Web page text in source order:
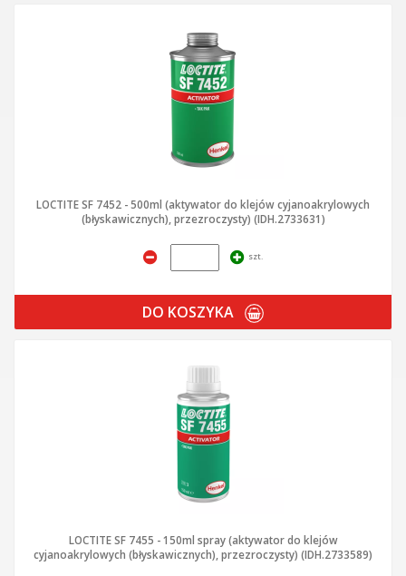
LOCTITE SF 7452 - 500ml (aktywator do klejów cyjanoakrylowych
(błyskawicznych), przezroczysty) (IDH.2733631)
szt.
DO KOSZYKA
LOCTITE SF 7455 - 150ml spray (aktywator do klejów
cyjanoakrylowych (błyskawicznych), przezroczysty) (IDH.2733589)